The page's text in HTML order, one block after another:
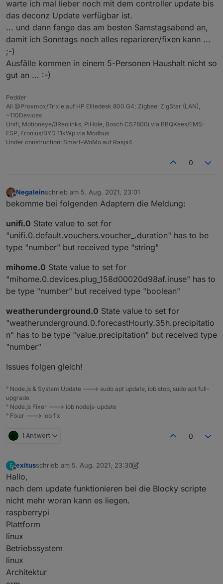
husq-automower
smartcontrol
shelly
denon
warte ich mal lieber noch mit dem controller update bis
das deconz Update verfügbar ist.
... und dann fange das am besten Samstagsabend an,
damit ich Sonntags noch alles reparieren/fixen kann ...
;-)
Ausfälle kommen in einem 5-Personen Haushalt nicht so
gut an ... :-)
Pedder
All @Proxmox/Trixie auf HP Elitedesk 800 G4; Zigbee: ZigStar (LAN),
~110Devices
Unifi, Motioneye/3Reolinks, PiHole, Bosch CS7800i via BBQKees/EMS-
ESP, Fronius/BYD 11kWp via Modbus
Under construction: Smart-WoMo auf Raspi4
0
Offline
Negaleinschrieb am 5. Aug. 2021, 23:01
zuletzt editiert von
bekomme bei folgenden Adaptern die Meldung:
unifi.0 State value to set for
"unifi.0.default.vouchers.voucher_.duration" has to be
type "number" but received type "string"
mihome.0 State value to set for
"mihome.0.devices.plug_158d00020d98af.inuse" has to
be type "number" but received type "boolean"
weatherunderground.0 State value to set for
"weatherunderground.0.forecastHourly.35h.precipitatio
n" has to be type "value.precipitation" but received type
"number"
Issues folgen gleich!
° Node.js & System Update ---> sudo apt update, iob stop, sudo apt full-
upgrade
° Node.js Fixer ---> iob nodejs-update
° Fixer ---> iob fix
1 Antwort 0
E
Offline
exitusschrieb am 5. Aug. 2021, 23:30
zuletzt editiert von exitus 8. Juni 2021, 01:33
Hallo,
nach dem update funktionieren bei die Blocky scripte
nicht mehr woran kann es liegen.
raspberrypi
Plattform
linux
Betriebssystem
linux
Architektur